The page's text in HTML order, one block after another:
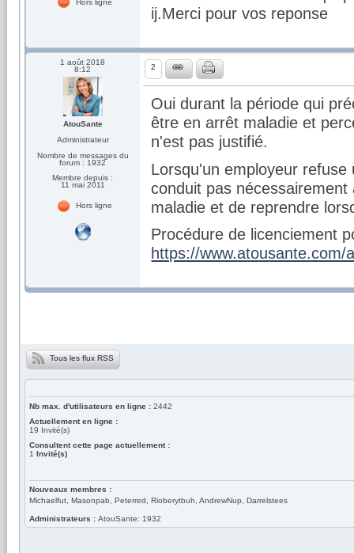
ij.Merci pour vos reponse
1 août 2018
8:12
AtouSante
Administrateur
Nombre de messages du
forum : 1932
Membre depuis :
11 mai 2011
Hors ligne
2
Oui durant la période qui
être en arrêt maladie et
n'est pas justifié.
Lorsqu'un employeur
conduit pas
maladie et de reprendre
Procédure de licenciement
https://www.atousante.com/
Tous les flux RSS
Nb max. d'utilisateurs en ligne : 2442
Actuellement en ligne :
19 Invité(s)
Consultent cette page actuellement :
1 Invité(s)
Nouveaux membres :
Michaelfut, Masonpab, Peterred, Rioberytbuh, AndrewNup, Darrelstees
Administrateurs : AtouSante: 1932